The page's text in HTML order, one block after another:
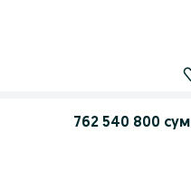
762 540 800 сум